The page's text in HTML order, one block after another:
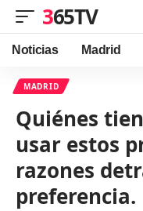
365TV
Noticias Madrid
MADRID
Quiénes
usar estos
razones
preferencia.